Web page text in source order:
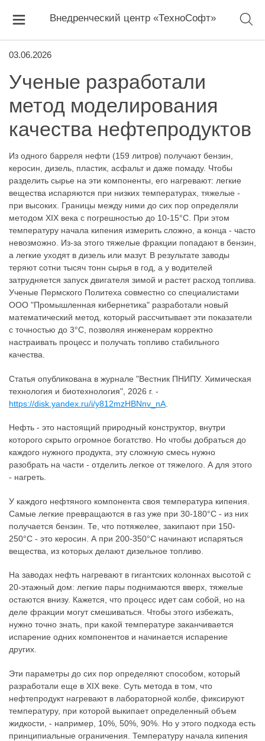
Внедренческий центр «ТехноСофт»
03.06.2026
Ученые разработали
метод моделирования
качества нефтепродуктов
Из одного барреля нефти (159 литров) получают бензин,
керосин, дизель, пластик, асфальт и даже помаду. Чтобы
разделить сырье на эти компоненты, его нагревают: легкие
вещества испаряются при низких температурах, тяжелые -
при высоких. Границы между ними до сих пор определяли
методом XIX века с погрешностью до 10-15°C. При этом
температуру начала кипения измерить сложно, а конца - часто
невозможно. Из-за этого тяжелые фракции попадают в бензин,
а легкие уходят в дизель или мазут. В результате заводы
теряют сотни тысяч тонн сырья в год, а у водителей
затрудняется запуск двигателя зимой и растет расход топлива.
Ученые Пермского Политеха совместно со специалистами
ООО "Промышленная кибернетика" разработали новый
математический метод, который рассчитывает эти показатели
с точностью до 3°C, позволяя инженерам корректно
настраивать процесс и получать топливо стабильного
качества.
Статья опубликована в журнале "Вестник ПНИПУ. Химическая
технология и биотехнология", 2026 г. -
https://disk.yandex.ru/i/y812mzHBNnv_nA
Нефть - это настоящий природный конструктор, внутри
которого скрыто огромное богатство. Но чтобы добраться до
каждого нужного продукта, эту сложную смесь нужно
разобрать на части - отделить легкое от тяжелого. А для этого
- нагреть.
У каждого нефтяного компонента своя температура кипения.
Самые легкие превращаются в газ уже при 30-180°C - из них
получается бензин. Те, что потяжелее, закипают при 150-
250°C - это керосин. А при 200-350°C начинают испаряться
вещества, из которых делают дизельное топливо.
На заводах нефть нагревают в гигантских колоннах высотой с
20-этажный дом: легкие пары поднимаются вверх, тяжелые
остаются внизу. Кажется, что процесс идет сам собой, но на
деле фракции могут смешиваться. Чтобы этого избежать,
нужно точно знать, при какой температуре заканчивается
испарение одних компонентов и начинается испарение
других.
Эти параметры до сих пор определяют способом, который
разработали еще в XIX веке. Суть метода в том, что
нефтепродукт нагревают в лабораторной колбе, фиксируют
температуру, при которой выкипает определенный объем
жидкости, - например, 10%, 50%, 90%. Но у этого подхода есть
принципиальные ограничения. Температуру начала кипения